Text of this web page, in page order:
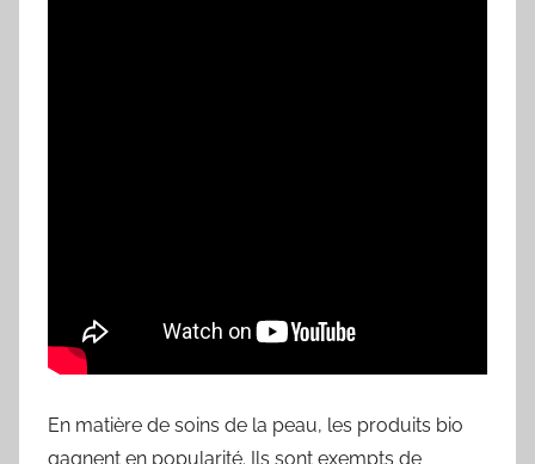
En matière de soins de la peau, les produits bio
gagnent en popularité. Ils sont exempts de